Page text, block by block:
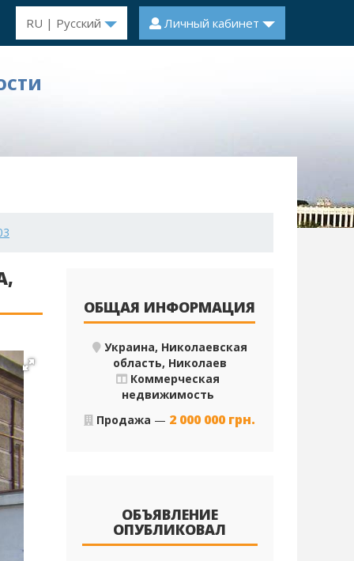
RU | Русский Личный кабинет
ОБЩАЯ ИНФОРМАЦИЯ
Украина, Николаевская
область, Николаев
Коммерческая
недвижимость
Продажа — 2 000 000 грн.
ОБЪЯВЛЕНИЕ
ОПУБЛИКОВАЛ